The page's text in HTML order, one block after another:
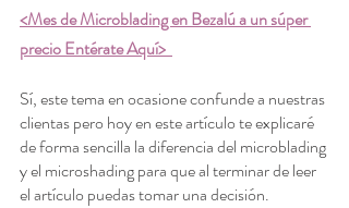
<Mes de Microblading en Bezalú a un súper
precio Entérate Aquí>
Sí, este tema en ocasione confunde a nuestras
clientas pero hoy en este artículo te explicaré
de forma sencilla la diferencia del microblading
y el microshading para que al terminar de leer
el artículo puedas tomar una decisión.